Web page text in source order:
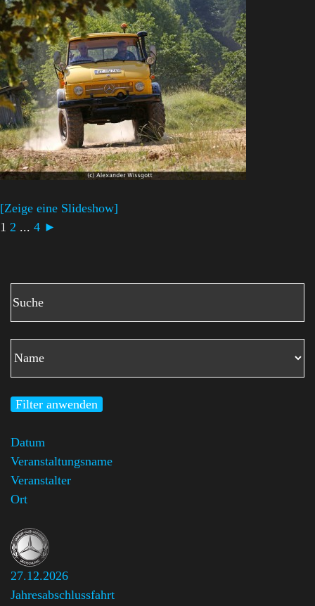
[Zeige eine Slideshow]
1 2 ... 4 ►
Filter anwenden
Datum
Veranstaltungsname
Veranstalter
Ort
27.12.2026
Jahresabschlussfahrt